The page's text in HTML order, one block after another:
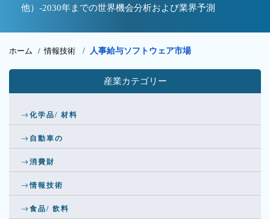
他）-2030年までの世界機会分析および業界予測
ホーム /情報技術 / 人事給与ソフトウェア市場
産業カテゴリー
化学品/ 材料
自動車の
消費財
情報技術
食品/ 飲料